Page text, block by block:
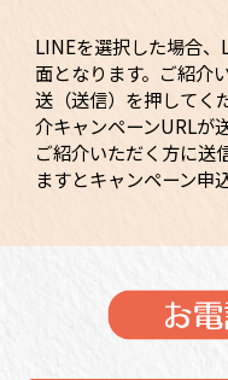
LINEを選択した場合
面となります。ご紹介
送（送信）を押してく
介キャンペーンURLが
ご紹介いただく方に送
ますとキャンペーン申